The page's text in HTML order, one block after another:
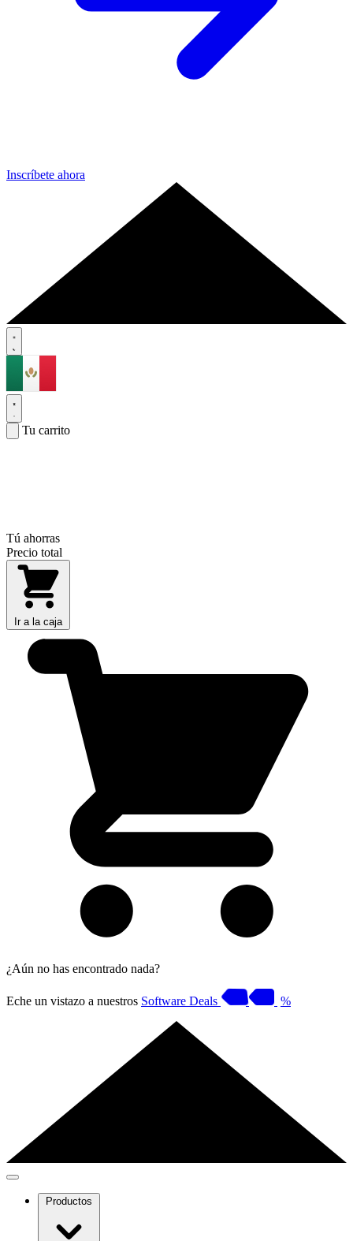
Inscríbete ahora
Tu carrito
Tú ahorras
Precio total
Ir a la caja
¿Aún no has encontrado nada?
Eche un vistazo a nuestros Software Deals %
Productos